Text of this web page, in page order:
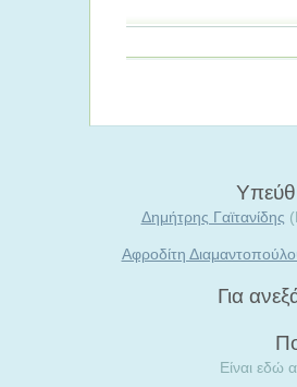
Δημήτρης Γαϊτανίδης
Αφροδίτη
Για
Είναι εδώ